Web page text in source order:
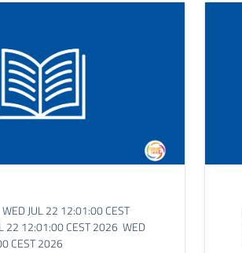
WED JUL 22 12:01:00 CEST
22 12:01:00 CEST 2026 WED
CEST 2026